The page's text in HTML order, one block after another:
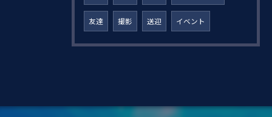
友達 撮影 送迎 イベント